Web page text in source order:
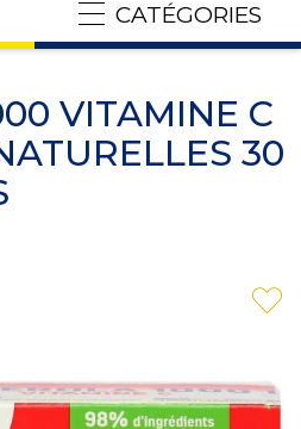
CATÉGORIES
VITAMINE C
30